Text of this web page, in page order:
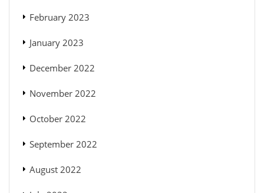
February 2023
January 2023
December 2022
November 2022
October 2022
September 2022
August 2022